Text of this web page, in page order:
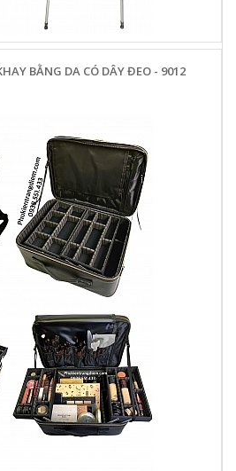
BẰNG DA CÓ DÂY ĐEO - 9012